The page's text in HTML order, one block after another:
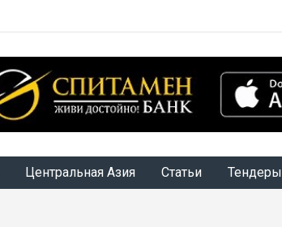
Центральная Азия Статьи Тендеры